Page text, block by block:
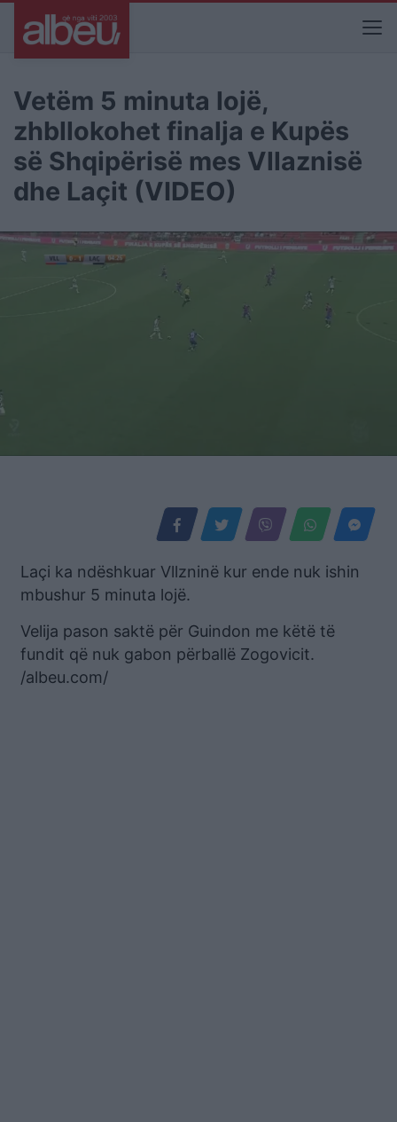
Vetëm 5 minuta lojë,
zhbllokohet finalja e Kupës
së Shqipërisë mes Vllaznisë
dhe Laçit (VIDEO)
Laçi ka ndëshkuar Vllzninë kur ende nuk ishin
mbushur 5 minuta lojë.
Velija pason saktë për Guindon me këtë të
fundit që nuk gabon përballë Zogovicit.
/albeu.com/